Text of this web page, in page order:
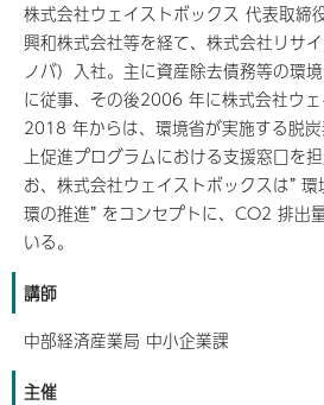
株式会社ウェイストボックス 代表取締
興和株式会社等を経て、株式会社リサ
ノバ）入社。主に資産除去債務等の環
に従事、その後2006 年に株式会社ウェ
2018 年からは、環境省が実施する脱
上促進プログラムにおける支援窓口を
お、株式会社ウェイストボックスは”
環の推進” をコンセプトに、CO2 排出
いる。
講師
中部経済産業局 中小企業課
主催